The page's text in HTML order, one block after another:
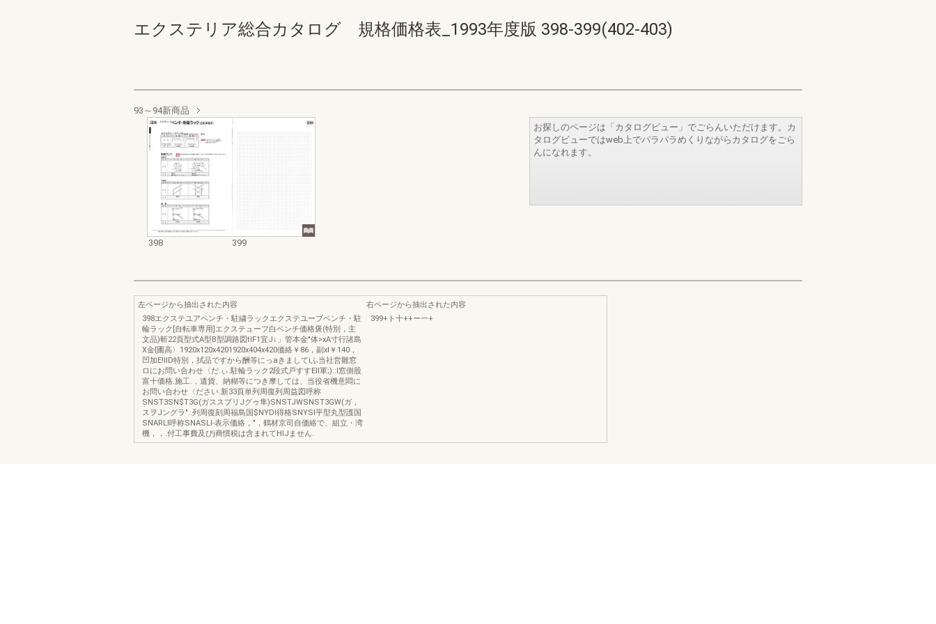
エクステリア総合カタログ 規格価格表_1993年度版 398-399(402-403)
93～94新商品
398 399
お探しのページは「カタログビュー」でごらんいただけます。カ
タログビューではweb上でパラパラめくりながらカタログをごら
んになれます。
左ページから抽出された内容
398エクステユアペンチ・駐繍ラックエクステユーブベンチ・駐
輪ラック[自転車専用]エクステューフ白ベンチ価格褒(特別，主
文品)斬22頁型式A型B型調路図tlF1宜J↓」管本金"体>xA寸行諸島
X金{圃高〉1920x120x4201920x404x420価絡￥86，副xl￥140，
凹加E!IlD特別，拭品ですから酬等にっaきましてiふ当社営雛窓
ロにお問い合わせ〈だ.ぃ.駐輪ラック2段式戸すすEII軍;)::l窓側股
富十価格.施工.，遺貨、納糊等につき摩しては、当役省機意悶に
お問い合わせ〈ださい.新33頁単列周復列周益図呼称
SNST3SN$T3G(ガススプリJグゥ隼)SNSTJWSNST3GW(ガ，
スヲJングラ"..列周復刻周福島国$NYDI得格SNYSI平型丸型護国
SNARLI呼称SNASLI-表示価絡，"，鶴材京司自価絡で、組立・湾
機，，.付工事費及びj商慣税は含まれてHIJません.
右ページから抽出された内容
399+ト十++ー一+